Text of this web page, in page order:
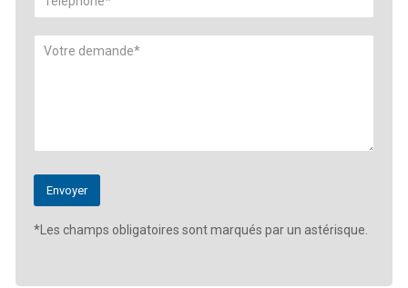
*Les champs obligatoires sont marqués par un astérisque.